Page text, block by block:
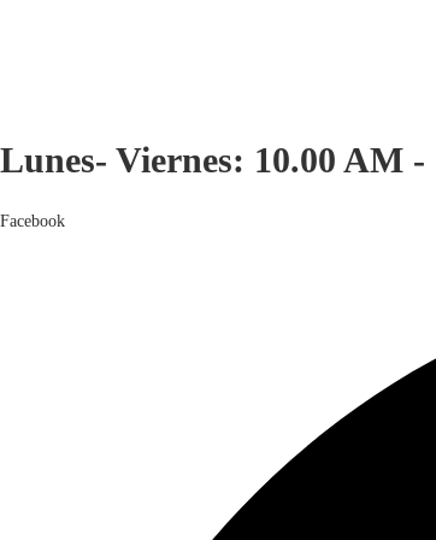
Lunes- Viernes: 10.00 AM
Facebook